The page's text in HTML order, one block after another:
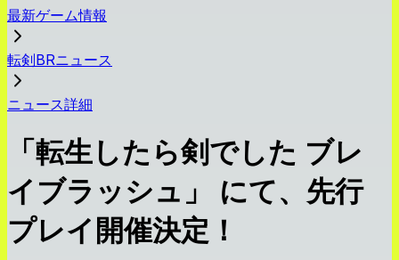
最新ゲーム情報
転剣BRニュース
ニュース詳細
「転生したら剣でした ブレ
イブラッシュ」 にて、先行
プレイ開催決定！